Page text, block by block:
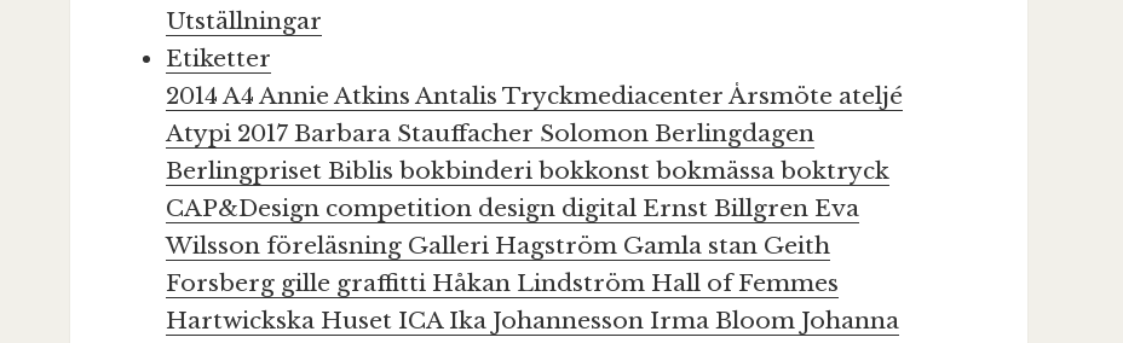
Utställningar
Etiketter
2014A4Annie AtkinsAntalis TryckmediacenterÅrsmöte ateljé
Atypi 2017Barbara Stauffacher SolomonBerlingdagen
BerlingprisetBiblisbokbinderibokkonstbokmässaboktryck
CAP&Design competition design digital Ernst Billgren Eva
Wilssonföreläsning Galleri Hagström Gamla stan Geith
Forsberg gille graffitti Håkan Lindström Hall of Femmes
Hartwickska Huset ICA Ika Johannesson Irma Bloom Johanna